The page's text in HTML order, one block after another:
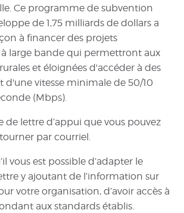
Ce programme de subvention
de 1,75 milliards de dollars a
à financer des projets
large bande qui permettront aux
et éloignées d'accéder à des
d'une vitesse minimale de 50/10
(Mbps).
de lettre d’appui que vous pouvez
par courriel.
vous est possible d’adapter le
y ajoutant de l’information sur
votre organisation, d’avoir accès à
aux standards établis.